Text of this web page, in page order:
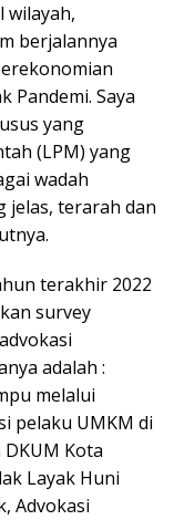
wilayah,
berjalannya
Pandemi. Saya
yang
(LPM) yang
wadah
jelas, terarah dan
terakhir 2022
survey
adalah :
melalui
pelaku UMKM di
Kota
Layak Huni
Advokasi